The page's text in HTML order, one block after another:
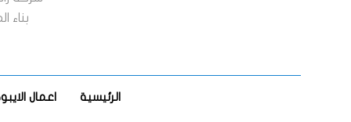
بناء
الرئيسية اعمال